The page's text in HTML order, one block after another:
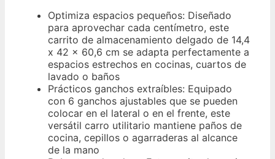
Optimiza espacios pequeños: Diseñado
para aprovechar cada centímetro, este
carrito de almacenamiento delgado de 14,4
x 42 x 60,6 cm se adapta perfectamente a
espacios estrechos en cocinas, cuartos de
lavado o baños
Prácticos ganchos extraíbles: Equipado
con 6 ganchos ajustables que se pueden
colocar en el lateral o en el frente, este
versátil carro utilitario mantiene paños de
cocina, cepillos o agarraderas al alcance
de la mano